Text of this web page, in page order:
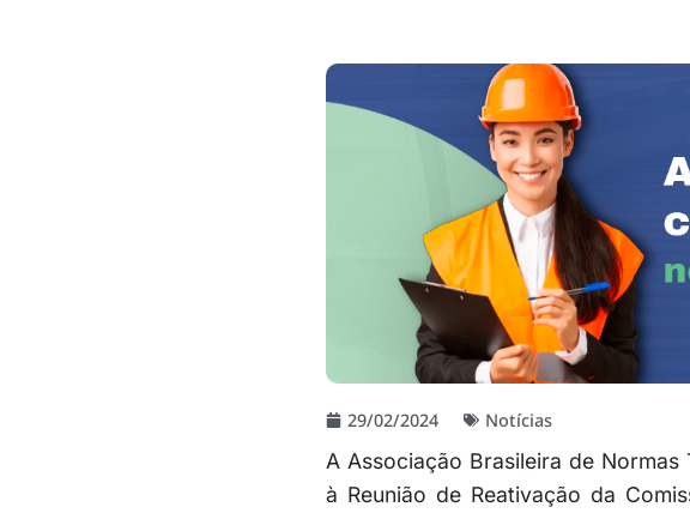
29/02/2024 Notícias
A Associação Brasileira de
à Reunião de Reativação da